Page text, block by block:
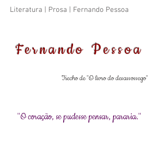
Literatura | Prosa | Fernando Pessoa
Fernando Pessoa
Trecho de ''O livro do desassossego"
"O coração, se pudesse pensar, pararia."